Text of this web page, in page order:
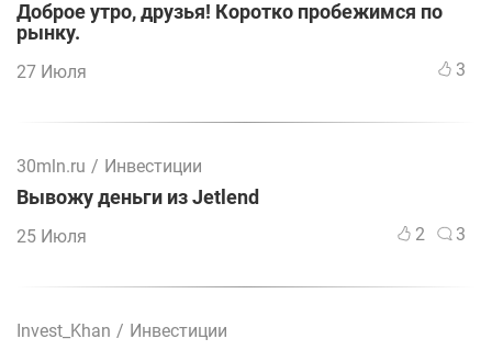
Доброе утро, друзья! Коротко пробежимся по
рынку.
27 Июля 3
30mln.ru / Инвестиции
Вывожу деньги из Jetlend
25 Июля 2 3
Invest_Khan / Инвестиции